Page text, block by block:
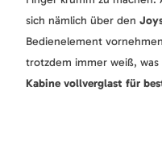
sich nämlich über den
Bedienelement
trotzdem immer weiß,
Kabine vollverglast für